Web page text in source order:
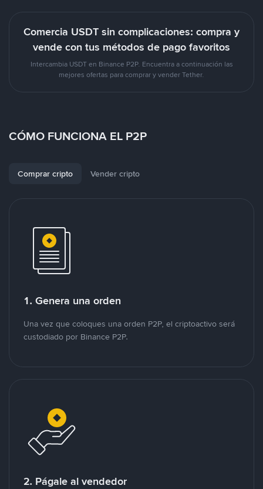
Comercia USDT sin complicaciones: compra y
vende con tus métodos de pago favoritos
Intercambia USDT en Binance P2P. Encuentra a continuación las
mejores ofertas para comprar y vender Tether.
CÓMO FUNCIONA EL P2P
Comprar cripto Vender cripto
1. Genera una orden
Una vez que coloques una orden P2P, el criptoactivo será
custodiado por Binance P2P.
2. Págale al vendedor